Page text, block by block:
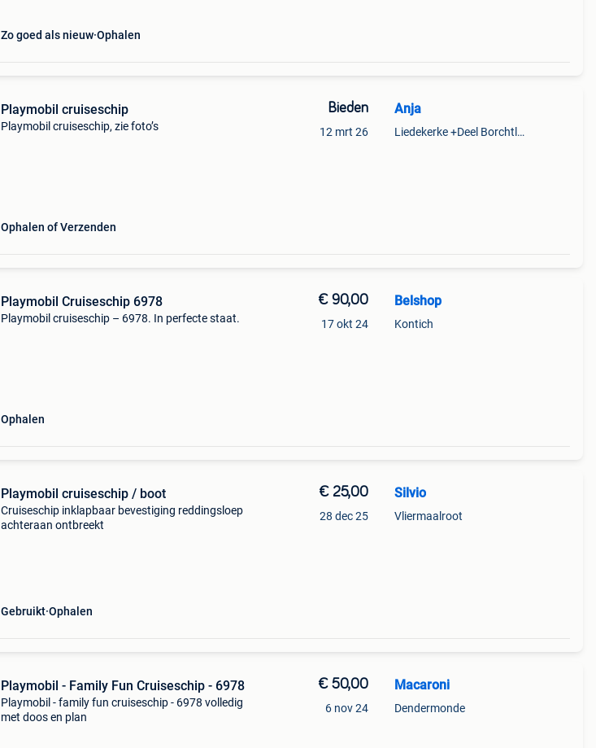
Zo goed als nieuw Ophalen
Playmobil cruiseschip
Playmobil cruiseschip, zie foto’s
Ophalen of Verzenden
Bieden
12 mrt 26
Anja
Liedekerke +Deel Borchtlombeek
Playmobil Cruiseschip 6978
Playmobil cruiseschip – 6978. In perfecte staat.
Ophalen
€ 90,00
17 okt 24
Belshop
Kontich
Playmobil cruiseschip / boot
Cruiseschip inklapbaar bevestiging reddingsloep
achteraan ontbreekt
Gebruikt Ophalen
€ 25,00
28 dec 25
Silvio
Vliermaalroot
Playmobil - Family Fun Cruiseschip - 6978
Playmobil - family fun cruiseschip - 6978 volledig
met doos en plan
€ 50,00
6 nov 24
Macaroni
Dendermonde